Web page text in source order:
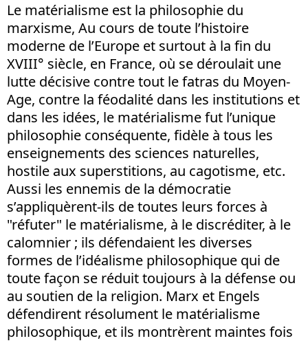
Le matérialisme est la philosophie du
marxisme, Au cours de toute l’histoire
moderne de l’Europe et surtout à la fin du
XVIII° siècle, en France, où se déroulait une
lutte décisive contre tout le fatras du Moyen-
Age, contre la féodalité dans les institutions et
dans les idées, le matérialisme fut l’unique
philosophie conséquente, fidèle à tous les
enseignements des sciences naturelles,
hostile aux superstitions, au cagotisme, etc.
Aussi les ennemis de la démocratie
s’appliquèrent-ils de toutes leurs forces à
"réfuter" le matérialisme, à le discréditer, à le
calomnier ; ils défendaient les diverses
formes de l’idéalisme philosophique qui de
toute façon se réduit toujours à la défense ou
au soutien de la religion. Marx et Engels
défendirent résolument le matérialisme
philosophique, et ils montrèrent maintes fois